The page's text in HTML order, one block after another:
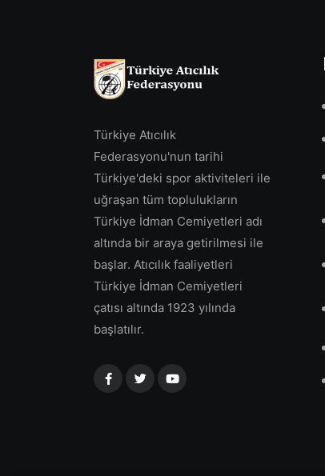
Türkiye Atıcılık
Federasyonu'nun tarihi
Türkiye'deki spor aktiviteleri ile
uğraşan tüm toplulukların
Türkiye İdman Cemiyetleri adı
altında bir araya getirilmesi ile
başlar. Atıcılık faaliyetleri
Türkiye İdman Cemiyetleri
çatısı altında 1923 yılında
başlatılır.